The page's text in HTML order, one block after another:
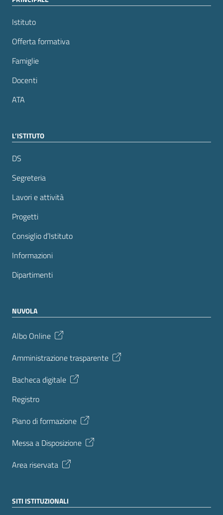
Istituto
Offerta formativa
Famiglie
Docenti
ATA
L’ISTITUTO
DS
Segreteria
Lavori e attività
Progetti
Consiglio d’Istituto
Informazioni
Dipartimenti
NUVOLA
Albo Online
Amministrazione trasparente
Bacheca digitale
Registro
Piano di formazione
Messa a Disposizione
Area riservata
SITI ISTITUZIONALI